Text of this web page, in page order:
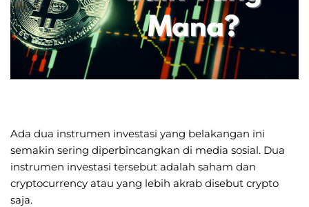
Ada dua instrumen investasi yang belakangan ini
semakin sering diperbincangkan di media sosial. Dua
instrumen investasi tersebut adalah saham dan
cryptocurrency atau yang lebih akrab disebut crypto
saja.